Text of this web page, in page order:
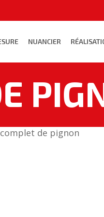
NUANCIER